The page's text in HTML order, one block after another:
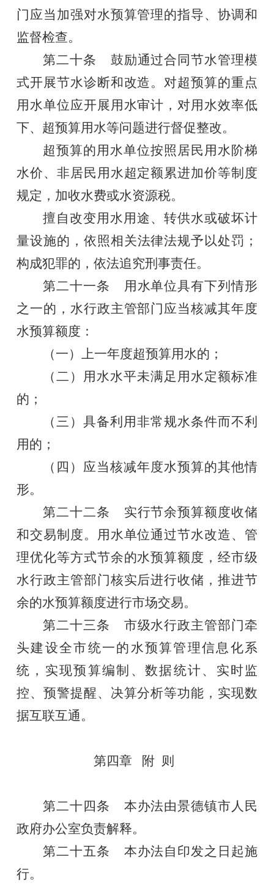
门应当加强对水预算管理的指导、协调和
监督检查。
第二十条
鼓励通过合同节水管理模
式开展节水诊断和改造。对超预算的重点
用水单位应开展用水审计， 对用水效率低
下、超预算用水等问题进行督促整改。
超预算的用水单位按照居民用水阶梯
水价、非居民用水超定额累进加价等制度
规定，加收水费或水资源税。
擅自改变用水用途、转供水或破坏计
量设施的，依照相关法律法规予以处罚；
构成犯罪的，依法追究刑事责任。
第二十一条 用水单位具有下列情形
之一的， 水行政主管部门应当核减其年度
水预算额度 ：
（一）
上一年度超预算用水的；
（二 ） 用水水平未满足 用水定额标准
的 ；
（ 三 ）具备利用非常规水条件而不利
用的 ；
（ 四 ）应当核减年度水预算的其他情
形。
第二十二条
实行节余预算额度收储
和交易制度。用水单位通过节水改造、管
理优化等方式节余的水预算额度，经市级
水行政主管部门核实后进行收储，推进节
余的水预算额度进行市场交易。
第二十三条 市级水行政主管部门牵
头建设全市统一的水预算管理信息化系
统 ，实现预算编制、 数据统计、实时监
控、预警提醒、决算分析等功能， 实现数
据互联互通。
第四章 附 则
第二十四条 本办法由景德镇市 人民
政府办公室负责解释。
第二十五条 本办法自 印发之日 起施
行。